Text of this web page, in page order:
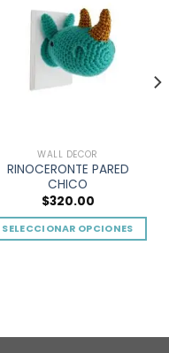
wishlist
WALL DECOR
RINOCERONTE PARED
CHICO
$320.00
SELECCIONAR OPCIONES
Las